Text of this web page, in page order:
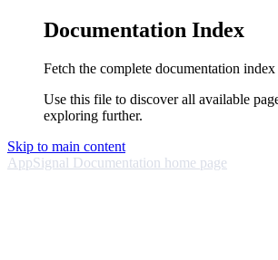
Documentation Index
Fetch the complete documentation index
Use this file to discover all available
exploring further.
Skip to main content
AppSignal Documentation home page